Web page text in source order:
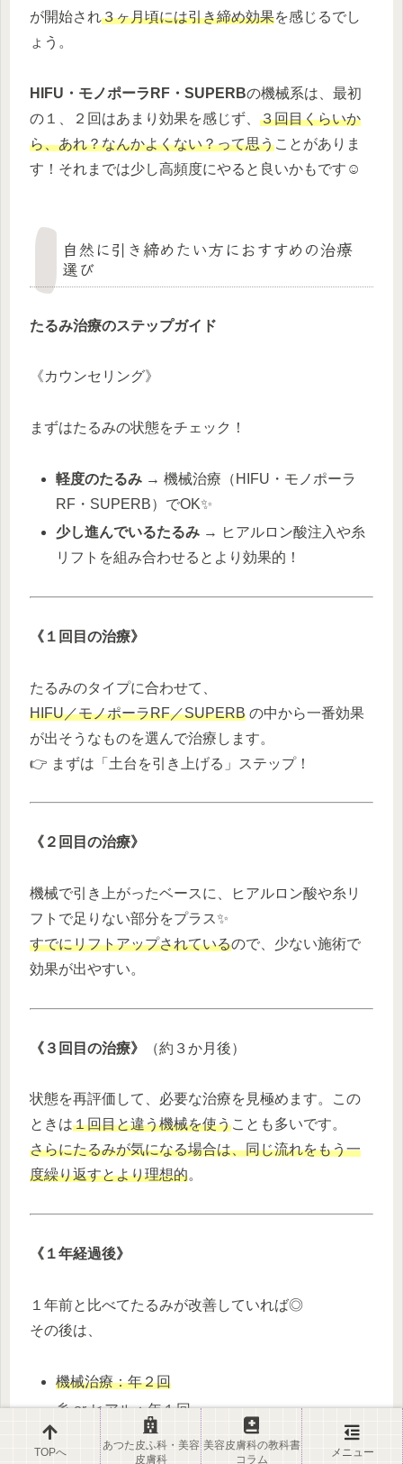
が開始され３ヶ月頃には引き締め効果を感じるでし
ょう。
HIFU・モノポーラRF・SUPERBの機械系は、最初
の１、２回はあまり効果を感じず、 ３回目くらいか
ら、あれ？なんかよくない？って思うことがありま
す！それまでは少し高頻度にやると良いかもです☺️
自然に引き締めたい方におすすめの治療
選び
たるみ治療のステップガイド
《カウンセリング》
まずはたるみの状態をチェック！
軽度のたるみ → 機械治療（HIFU・モノポーラ
RF・SUPERB）でOK✨
少し進んでいるたるみ → ヒアルロン酸注入や糸
リフトを組み合わせるとより効果的！
《１回目の治療》
たるみのタイプに合わせて、
HIFU／モノポーラRF／SUPERB の中から一番効果
が出そうなものを選んで治療します。
👉 まずは「土台を引き上げる」ステップ！
《２回目の治療》
機械で引き上がったベースに、ヒアルロン酸や糸リ
フトで足りない部分をプラス✨
すでにリフトアップされているので、少ない施術で
効果が出やすい。
《３回目の治療》 （約３か月後）
状態を再評価して、必要な治療を見極めます。この
ときは１回目と違う機械を使うことも多いです。
さらにたるみが気になる場合は、同じ流れをもう一
度繰り返すとより理想的。
《１年経過後》
１年前と比べてたるみが改善していれば◎
その後は、
機械治療：年２回
糸 or ヒアル：年１回
を目安にメンテナンスを続けていくのがベストです
TOPへ
あつた皮ふ科・美容
皮膚科
美容皮膚科の教科書
コラム
メニュー